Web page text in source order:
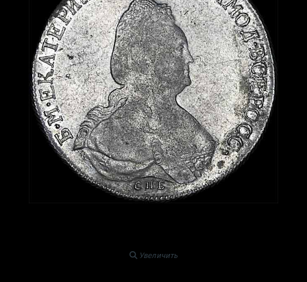
Увеличить